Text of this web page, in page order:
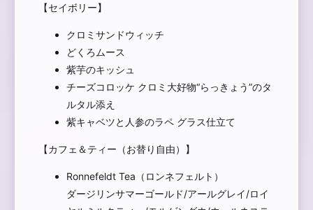
【セイボリー】
クロミサンドウィッチ
どくろムース
紫芋のキッシュ
チーズコロッケ クロミ大好物“らっきょう”のタ
ルタル添え
紫キャベツと人参のラペ グラス仕立て
【カフェ＆ティー（お替り自由）】
Ronnefeldt Tea（ロンネフェルト）
ダージリンサマーゴールド/アールグレイ/ロイ